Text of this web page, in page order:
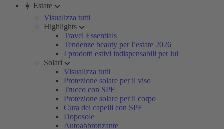
☀️ Estate
Visualizza tutti
Highlights
Travel Essentials
Tendenze beauty per l’estate 2026
I prodotti estivi indispensabili per lui
Solari
Visualizza tutti
Protezione solare per il viso
Trucco con SPF
Protezione solare per il corpo
Cura dei capelli con SPF
Doposole
Autoabbronzante